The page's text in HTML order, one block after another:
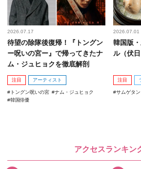
2026.07.17
待望の除隊後復帰！『トングン
ー呪いの宮ー』で帰ってきたナ
ム・ジュヒョクを徹底解剖
注目 アーティスト
トングン呪いの宮
ナム・ジュヒョク
韓国俳優
2026.07.01
韓国版
ル（伏
注目
サムゲタン
アクセスランキン